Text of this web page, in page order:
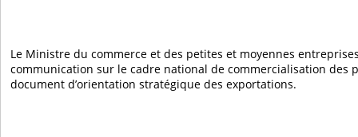
Le Ministre du commerce et des petites et moyennes
communication sur le cadre national de commercialisation des
document d’orientation stratégique des exportations.